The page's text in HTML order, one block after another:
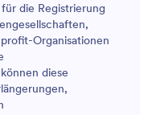
die Registrierung
Organisationen
diese